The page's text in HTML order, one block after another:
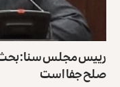
رییس مجلس سنا: بحث
صلح جفا است